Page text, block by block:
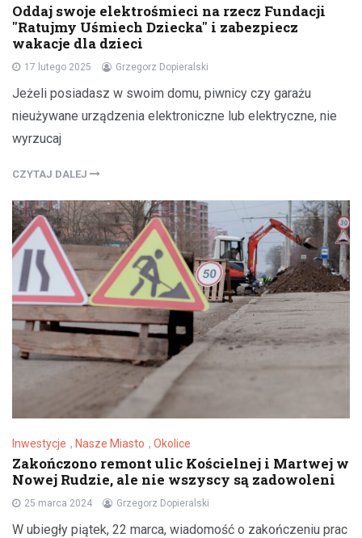
Oddaj swoje elektrośmieci na rzecz Fundacji
"Ratujmy Uśmiech Dziecka" i zabezpiecz
wakacje dla dzieci
17 lutego 2025 Grzegorz Dopieralski
Jeżeli posiadasz w swoim domu, piwnicy czy garażu
nieużywane urządzenia elektroniczne lub elektryczne, nie
wyrzucaj
CZYTAJ DALEJ
Inwestycje , Nasze Miasto , Okolice
Zakończono remont ulic Kościelnej i Martwej w
Nowej Rudzie, ale nie wszyscy są zadowoleni
25 marca 2024 Grzegorz Dopieralski
W ubiegły piątek, 22 marca, wiadomość o zakończeniu prac